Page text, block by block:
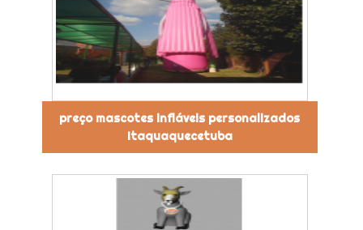
preço mascotes infláveis personalizados
Itaquaquecetuba